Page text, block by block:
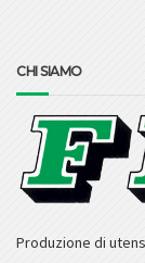
CHI SIAMO
Produzione di